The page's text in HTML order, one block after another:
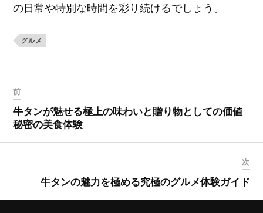
の日常や特別な時間を彩り続けるでしょう。
グルメ
前
牛タンが魅せる極上の味わいと贈り物としての価値
秘密の美食体験
次
牛タンの魅力を極める究極のグルメ体験ガイド